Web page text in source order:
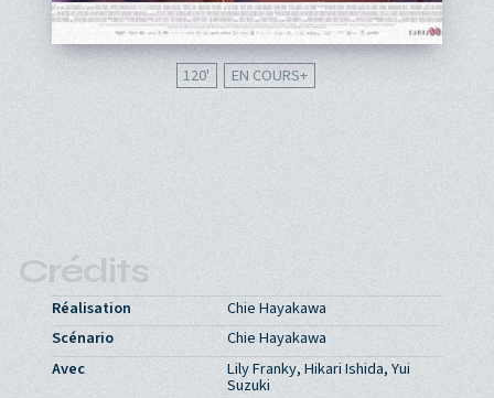
120' EN COURS
Crédits
Réalisation
Chie Hayakawa
Scénario
Chie Hayakawa
Avec
Lily Franky, Hikari Ishida, Yui
Suzuki